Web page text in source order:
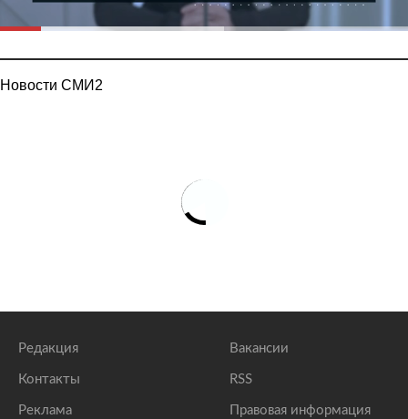
Новости СМИ2
Редакция
Контакты
Реклама
Вакансии
RSS
Правовая информация